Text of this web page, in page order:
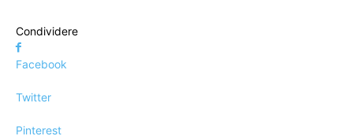
Condividere
Facebook
Twitter
Pinterest